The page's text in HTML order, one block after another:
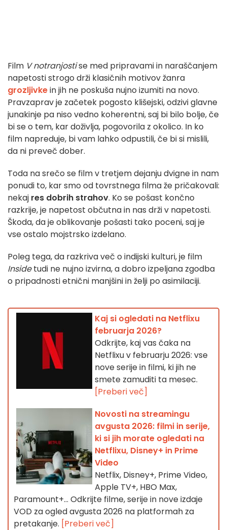
Film V notranjostise med pripravami in naraščanjem
napetosti strogo drži klasičnih motivov žanra
grozljivkein jih ne poskuša nujno izumiti na novo.
Pravzaprav je začetek pogosto klišejski, odzivi glavne
junakinje pa niso vedno koherentni, saj bi bilo bolje, če
bi se o tem, kar doživlja, pogovorila z okolico. In ko
film napreduje, bi vam lahko odpustili, če bi si mislili,
da ni preveč dober.
Toda na srečo se film v tretjem dejanju dvigne in nam
ponudi to, kar smo od tovrstnega filma že pričakovali:
nekaj res dobrih strahov. Ko se pošast končno
razkrije, je napetost občutna in nas drži v napetosti.
Škoda, da je oblikovanje pošasti tako poceni, saj je
vse ostalo mojstrsko izdelano.
Poleg tega, da razkriva več o indijski kulturi, je film
Insidetudi ne nujno izvirna, a dobro izpeljana zgodba
o pripadnosti etnični manjšini in želji po asimilaciji.
Kaj si ogledati na Netflixu
februarja 2026?
Odkrijte, kaj vas čaka na
Netflixu v februarju 2026: vse
nove serije in filmi, ki jih ne
smete zamuditi ta mesec.
[Preberi več]
Novosti na streamingu
avgusta 2026: filmi in serije,
ki si jih morate ogledati na
Netflixu, Disney+ in Prime
Video
Netflix, Disney+, Prime Video,
Apple TV+, HBO Max,
Paramount+… Odkrijte filme, serije in nove izdaje
VOD za ogled avgusta 2026 na platformah za
pretakanje. [Preberi več]